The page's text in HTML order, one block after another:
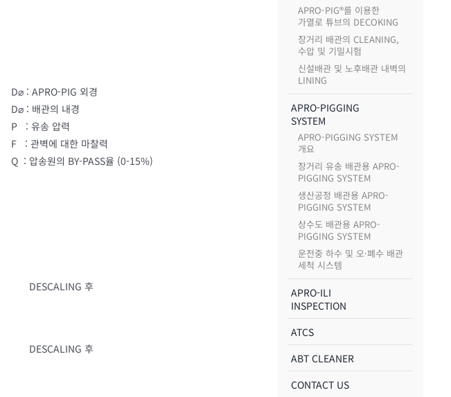
D⌀ : APRO-PIG 외경
D⌀ : 배관의 내경
P : 유송 압력
F : 관벽에 대한 마찰력
Q : 압송원의 BY-PASS율 (0-15%)
DESCALING 후
DESCALING 후
APRO-PIG®를 이용한
가열로 튜브의 DECOKING
장거리 배관의 CLEANING,
수압 및 기밀시험
신설배관 및 노후배관 내벽의
LINING
APRO-PIGGING
SYSTEM
APRO-PIGGING SYSTEM
개요
장거리 유송 배관용 APRO-
PIGGING SYSTEM
생산공정 배관용 APRO-
PIGGING SYSTEM
상수도 배관용 APRO-
PIGGING SYSTEM
운전중 하수 및 오·폐수 배관
세척 시스템
APRO-ILI
INSPECTION
ATCS
ABT CLEANER
CONTACT US